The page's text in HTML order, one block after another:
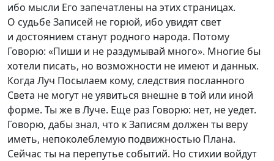
ибо мысли Его запечатлены на этих страницах.
О судьбе Записей не горюй, ибо увидят свет
и достоянием станут родного народа. Потому
Говорю: «Пиши и не раздумывай много». Многие бы
хотели писать, но возможности не имеют и данных.
Когда Луч Посылаем кому, следствия посланного
Света не могут не уявиться внешне в той или иной
форме. Ты же в Луче. Еще раз Говорю: нет, не уедет.
Говорю, дабы знал, что к Записям должен ты веру
иметь, непоколеблемую подвижностью Плана.
Сейчас ты на перепутье событий. Но стихии войдут